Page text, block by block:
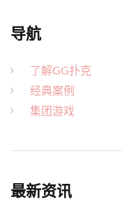
导航
了解GG扑克
经典案例
集团游戏
最新资讯